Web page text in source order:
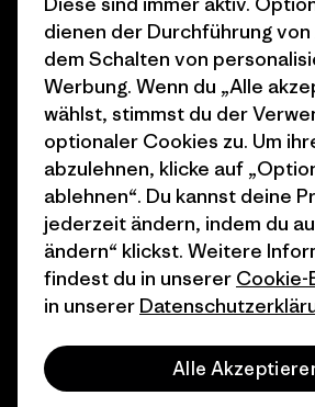
Wie wir finanzieren
Geschenkgutscheine
Stores in deiner
Nähe
Affiliate-
Patagonia
© 2026 Patagonia, Inc. All Rights Reserved.
Deutsch
dienen der Durchführung von
dem Schalten von
Werbung. Wenn du „Alle
wählst, stimmst du der
optionaler Cookies zu. Um
abzulehnen, klicke auf
ablehnen“. Du kannst deine
jederzeit ändern, indem du
ändern“ klickst. Weitere
findest du in unserer Cookie-
in unserer
Alle